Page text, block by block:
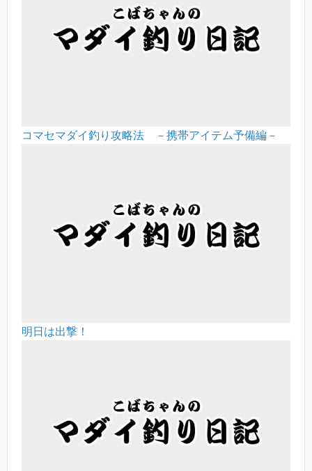
コマセマダイ釣り攻略法 －携帯アイテム予備編－
明日は出撃！